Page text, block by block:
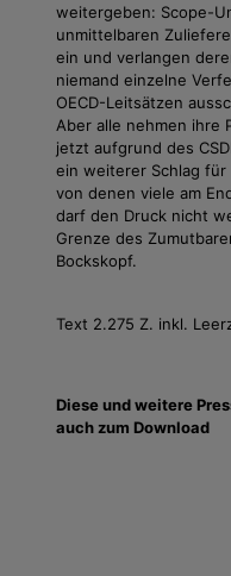
weitergeben: Scope-
unmittelbaren
ein und verlangen
niemand einzelne
OECD-Leitsätzen
Aber alle nehmen ihre
jetzt aufgrund des
ein weiterer Schlag für
von denen viele am
darf den Druck nicht
Grenze des
Text 2.275 Z. inkl.
Diese und weitere
auch zum Download